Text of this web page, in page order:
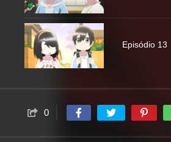
Episódio 13
0